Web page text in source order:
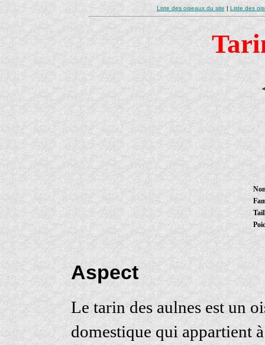
Liste des oiseaux du site | Liste des
Aspect
Le tarin des aulnes est un
domestique qui appartient